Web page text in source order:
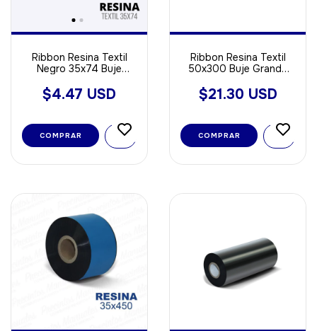
Ribbon Resina Textil
Negro 35x74 Buje
$4.47 USD
COMPRAR
Ribbon Resina Textil
50x300 Buje Grande
$21.30 USD